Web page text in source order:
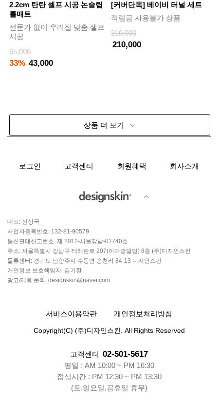
2.2cm 탄탄 셀프 시공 논슬립
롤매트
전문가 없이 우리집 맞춤 셀프
시공
65,000
33% 43,000
[커버단독] 베이비 터널 세트
적립금 사용불가 상품
210,000
210,000
상품 더 보기
로그인 고객센터 회원혜택 회사소개
대표: 신상국
사업자등록번호: 132-81-90579
통신판매신고번호: 제 2012-서울강남-01740호
주소: 서울특별시 강남구 테헤란로 207(아가방빌딩) 8층 (주)디자인스킨
물류센터: 경기도 남양주시 수동면 송천리 84-13 디자인스킨
개인정보 보호책임자: 김기환
광고/제휴 문의: designskin@naver.com
서비스이용약관 개인정보처리방침
Copyright(C) (주)디자인스킨. All Rights Reserved
고객센터 02-501-5617
평일 : AM 10:00 ~ PM 16:30
점심시간 : PM 12:30 ~ PM 13:30
(토,일요일,공휴일 휴무)